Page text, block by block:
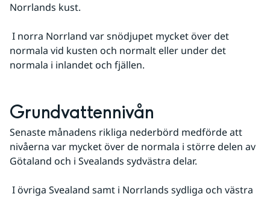
Norrlands kust.
normala vid kusten och normalt eller under det
normala i inlandet och fjällen.
Grundvattennivån
Senaste månadens rikliga nederbörd medförde att
nivåerna var mycket över de normala i större delen av
Götaland och i Svealands sydvästra delar.